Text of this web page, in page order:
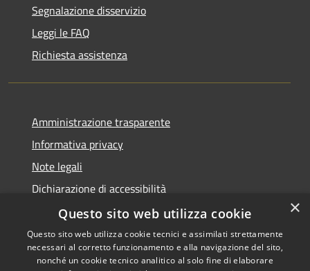
Segnalazione disservizio
Leggi le FAQ
Richiesta assistenza
Amministrazione trasparente
Informativa privacy
Note legali
Dichiarazione di accessibilità
Copyright © 2026 • Comune di
×
Questo sito web utilizza cookie
Questo sito web utilizza cookie tecnici e assimilati strettamente
necessari al corretto funzionamento e alla navigazione del sito,
nonché un cookie tecnico analitico al solo fine di elaborare